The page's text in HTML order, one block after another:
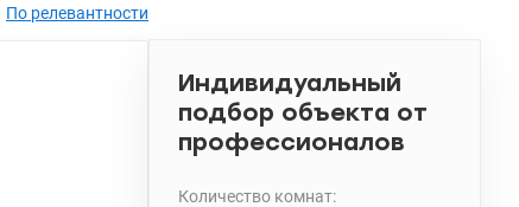
По релевантности
Индивидуальный
подбор объекта от
профессионалов
Количество комнат: